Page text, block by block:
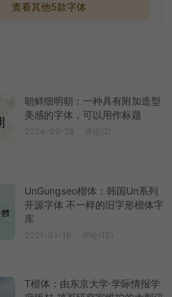
查看其他5款字体
朝鲜细明朝：一种具有附加造型
美感的字体，可以用作标题
2024-09-28 评论(2)
UnGungseo楷体：韩国Un系列
开源字体 不一样的旧字形楷体字
库
2021-01-16 评论(10)
T楷体：由东京大学·学际情报学